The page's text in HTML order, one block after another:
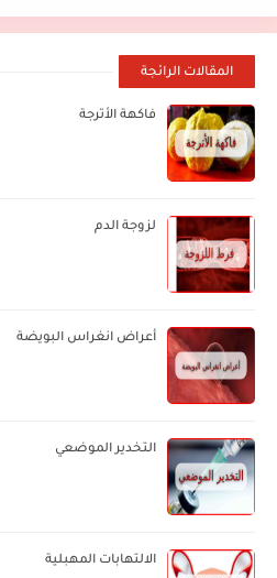
المقالات الرائجة
فاكهة الأترجة
لزوجة الدم
أعراض انغراس البويضة
التخدير الموضعي
الالتهابات المهبلية